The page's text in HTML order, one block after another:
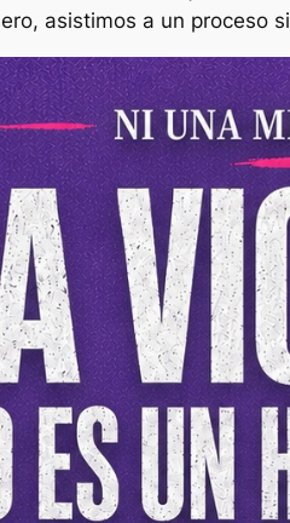
asistimos a un proceso